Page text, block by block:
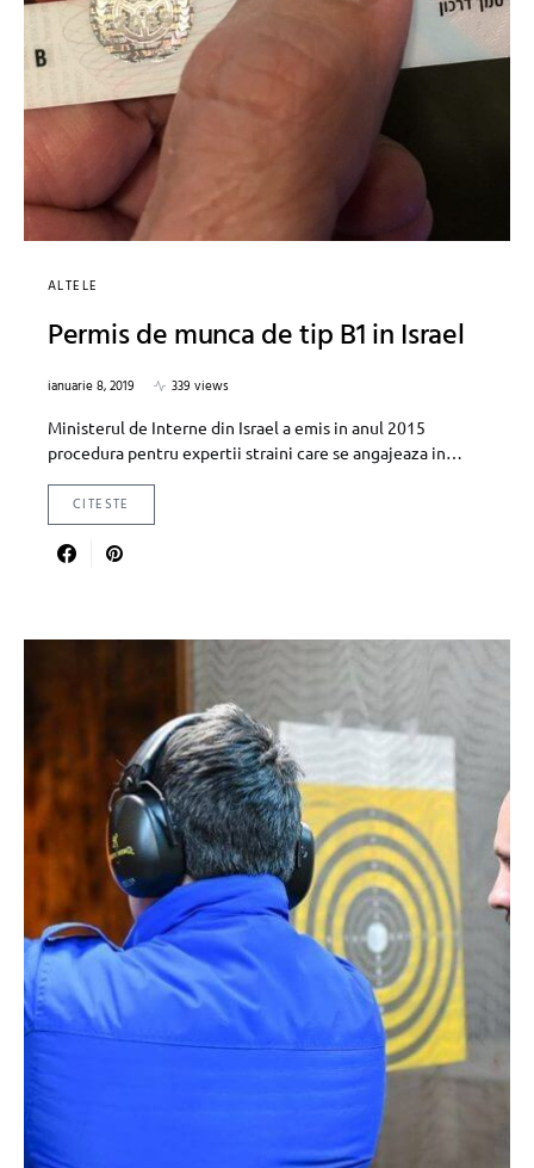
ALTELE
Permis de munca de tip B1 in Israel
ianuarie 8, 2019
339 views
Ministerul de Interne din Israel a emis in anul 2015
procedura pentru expertii straini care se angajeaza in…
CITESTE